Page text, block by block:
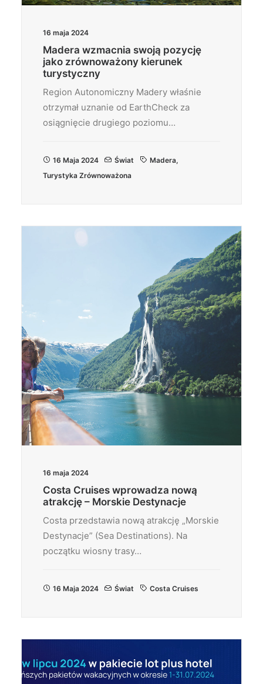
16 maja 2024
Madera wzmacnia swoją pozycję
jako zrównoważony kierunek
turystyczny
Region Autonomiczny Madery właśnie
otrzymał uznanie od EarthCheck za
osiągnięcie drugiego poziomu…
16 Maja 2024 Świat Madera,
Turystyka Zrównoważona
16 maja 2024
Costa Cruises wprowadza nową
atrakcję – Morskie Destynacje
Costa przedstawia nową atrakcję „Morskie
Destynacje” (Sea Destinations). Na
początku wiosny trasy…
16 Maja 2024 Świat Costa Cruises